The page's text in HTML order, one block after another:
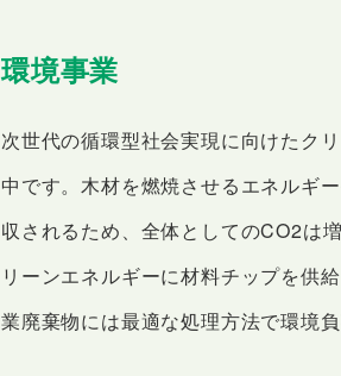
環境事業
次世代の循環型社会実現に向けたク
中です。木材を燃焼させるエネルギ
収されるため、全体としてのCO2は
リーンエネルギーに材料チップを供
業廃棄物には最適な処理方法で環境